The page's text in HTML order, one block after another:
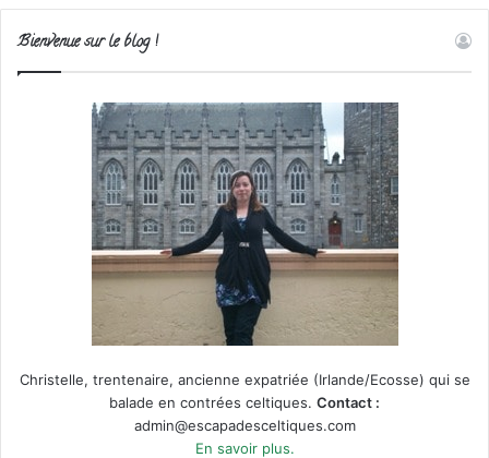
Bienvenue sur le blog !
Christelle, trentenaire, ancienne expatriée (Irlande/Ecosse) qui se
balade en contrées celtiques. Contact :
admin@escapadesceltiques.com
En savoir plus.